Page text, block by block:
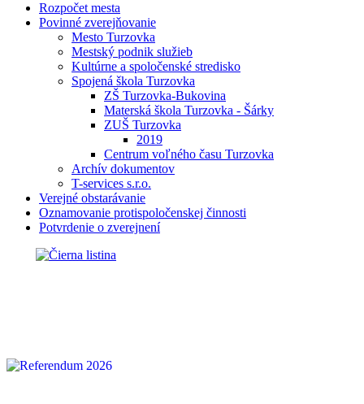
Rozpočet mesta
Povinné zverejňovanie
Mesto Turzovka
Mestský podnik služieb
Kultúrne a spoločenské stredisko
Spojená škola Turzovka
ZŠ Turzovka-Bukovina
Materská škola Turzovka - Šárky
ZUŠ Turzovka
2019
Centrum voľného času Turzovka
Archív dokumentov
T-services s.r.o.
Verejné obstarávanie
Oznamovanie protispoločenskej činnosti
Potvrdenie o zverejnení